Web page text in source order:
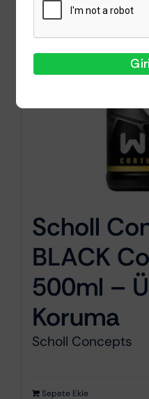
Scholl
BLACK
500ml –
Koruma
Scholl Concepts
Sepete Ekle